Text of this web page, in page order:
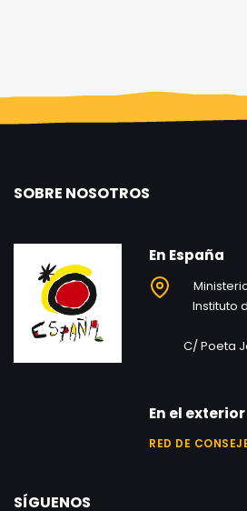
SOBRE NOSOTROS
En España
Instituto
C/ Poeta
En el exterior
RED DE
SÍGUENOS